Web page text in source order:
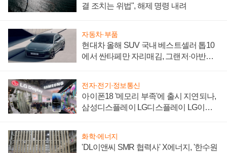
결 조치는 위법", 해제 명령 내려
자동차·부품
현대차 올해 SUV 국내 베스트셀러 톱10
에서 싼타페만 자리매김, 그랜저·아반떼
전자·전기·정보통신
아이폰18 '메모리 부족'에 출시 지연되나,
삼성디스플레이 LG디스플레이 LG이노
화학·에너지
'DL이앤씨 SMR 협력사' X에너지, '한수원